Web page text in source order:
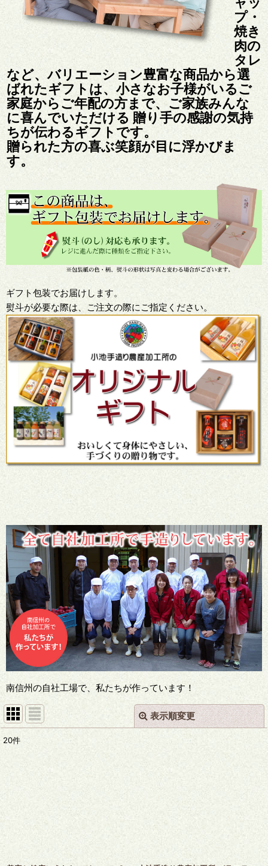
プ・
焼き
肉の
タレ
など、バリエーション豊富な商品から選
ばれたギフトは、小さなお子様がいるご
家庭からご年配の方まで、ご家族みんな
に喜んでいただける 贈り手の感謝の気持
ちが伝わるギフトです。
贈られた方の喜ぶ笑顔が目に浮かびま
す。
ギフト包装でお届けします。
熨斗が必要な際は、ご注文の際にご指定ください。
南信州の自社工場で、私たちが作っています！
表示順変更 閉じる
20件